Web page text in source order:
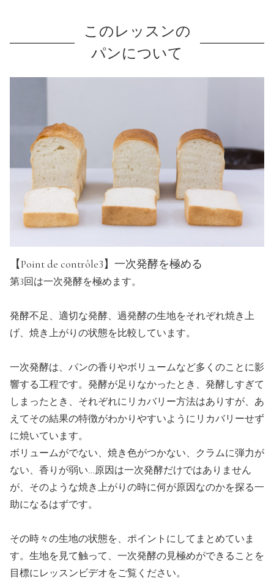
このレッスンの
パンについて
【Point de contrôle3】一次発酵を極める
第3回は一次発酵を極めます。
発酵不足、適切な発酵、過発酵の生地をそれぞれ焼き上
げ、焼き上がりの状態を比較しています。
一次発酵は、パンの香りやボリュームなど多くのことに影
響する工程です。発酵が足りなかったとき、発酵しすぎて
しまったとき、それぞれにリカバリー方法はありすが、あ
えてその結果の特徴がわかりやすいようにリカバリーせず
に焼いています。
ボリュームがでない、焼き色がつかない、クラムに弾力が
ない、香りが弱い…原因は一次発酵だけではありません
が、そのような焼き上がりの時に何が原因なのかを探る一
助になるはずです。
その時々の生地の状態を、ポイントにしてまとめていま
す。生地を見て触って、一次発酵の見極めができることを
目標にレッスンビデオをご覧ください。